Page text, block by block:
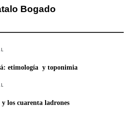
Bogado
etimología  y toponimia